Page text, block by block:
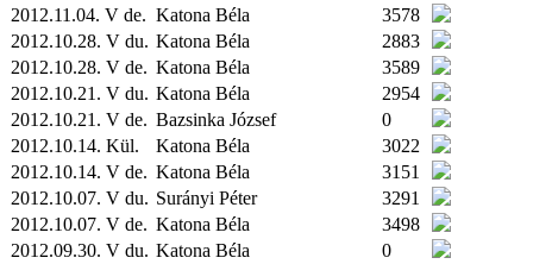
2012.11.04. V de. Katona Béla
3578
2012.10.28. V du. Katona Béla
2883
2012.10.28. V de. Katona Béla
3589
2012.10.21. V du. Katona Béla
2954
2012.10.21. V de. Bazsinka József
0
2012.10.14. Kül. Katona Béla
3022
2012.10.14. V de. Katona Béla
3151
2012.10.07. V du. Surányi Péter
3291
2012.10.07. V de. Katona Béla
3498
2012.09.30. V du. Katona Béla
0